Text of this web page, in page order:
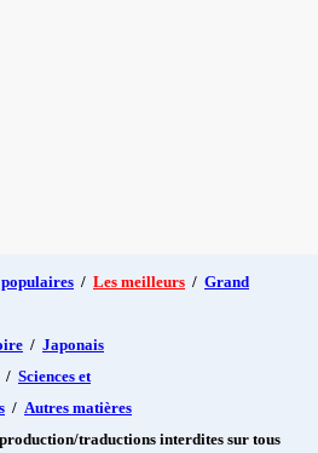
populaires / Les meilleurs / Grand
/ Japonais
/ Sciences et
/ Autres matières
traductions interdites sur tous